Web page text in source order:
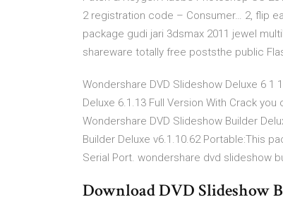
2 registration code – Consumer… 2, flip
package gudi jari 3dsmax 2011 jewel
shareware totally free poststhe public
Wondershare DVD Slideshow Deluxe 6 1
Deluxe 6.1.13 Full Version With Crack
Wondershare DVD Slideshow Builder
Builder Deluxe v6.1.10.62 Portable:This
Serial Port. wondershare dvd slideshow
Download DVD Slideshow